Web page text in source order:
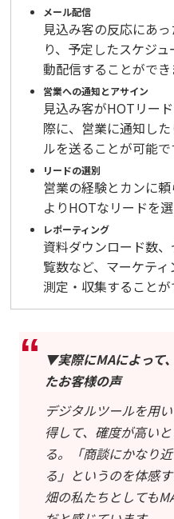
メール配信
見込み客の反応にあ
り、予定したスケジ
動配信することができ
営業への通知とアサイン
見込み客がHOTリー
際に、営業に通知し
ルを送ることが可能で
リードの選別
営業の経験とカンに
よりHOTなリードを
レポーティング
資料ダウンロード数
覧数など、マーケテ
測定・収集することが
▼実際にMAによって
たお客様の声
デジタルツールを用
得して、確度が高い
る。「商談にかなり
る」というのを体感
畑の私たちとしても